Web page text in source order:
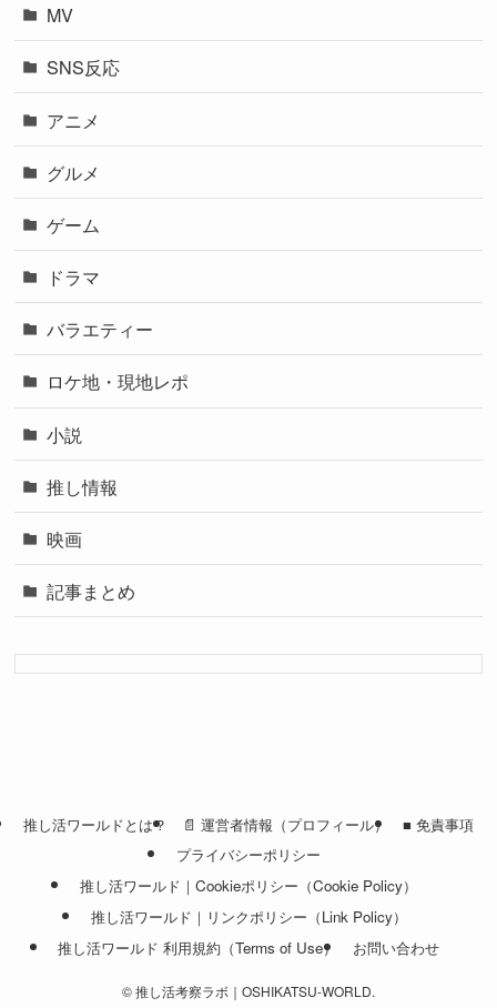
MV
SNS反応
アニメ
グルメ
ゲーム
ドラマ
バラエティー
ロケ地・現地レポ
小説
推し情報
映画
記事まとめ
推し活ワールドとは？ 📄 運営者情報（プロフィール）
■ 免責事項
プライバシーポリシー
推し活ワールド｜Cookieポリシー（Cookie Policy）
推し活ワールド｜リンクポリシー（Link Policy）
推し活ワールド 利用規約（Terms of Use）
お問い合わせ
©推し活考察ラボ｜OSHIKATSU-WORLD.